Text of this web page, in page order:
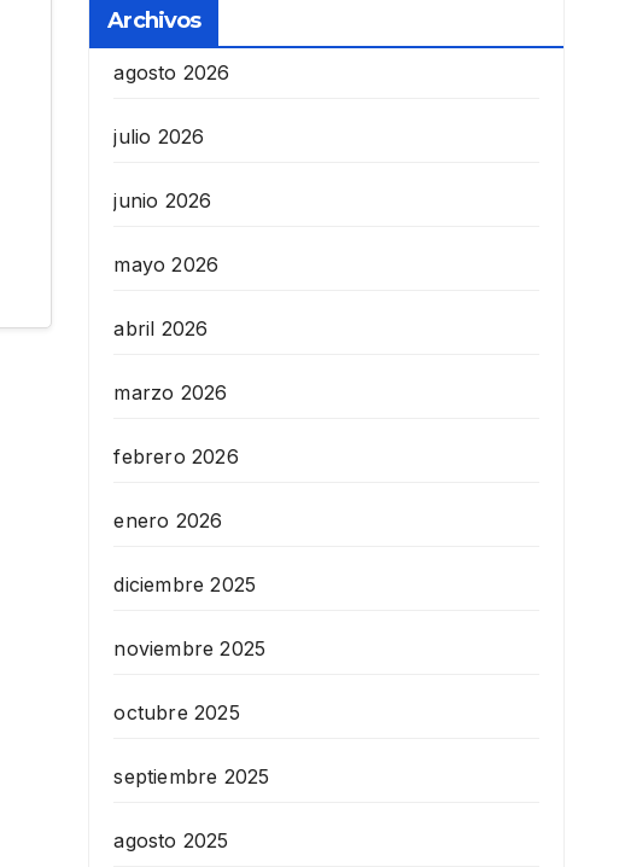
Archivos
agosto 2026
julio 2026
junio 2026
mayo 2026
abril 2026
marzo 2026
febrero 2026
enero 2026
diciembre 2025
noviembre 2025
octubre 2025
septiembre 2025
agosto 2025